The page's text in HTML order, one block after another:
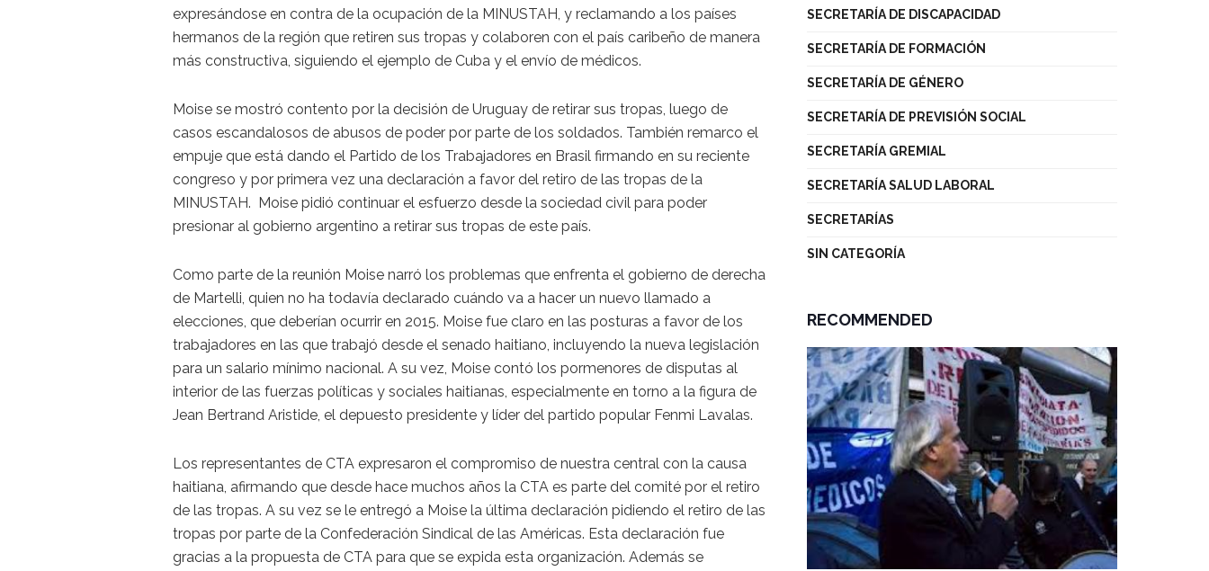
expresándose en contra de la ocupación de la MINUSTAH, y reclamando a los países
hermanos de la región que retiren sus tropas y colaboren con el país caribeño de manera
más constructiva, siguiendo el ejemplo de Cuba y el envío de médicos.
Moise se mostró contento por la decisión de Uruguay de retirar sus tropas, luego de
casos escandalosos de abusos de poder por parte de los soldados. También remarco el
empuje que está dando el Partido de los Trabajadores en Brasil firmando en su reciente
congreso y por primera vez una declaración a favor del retiro de las tropas de la
MINUSTAH. Moise pidió continuar el esfuerzo desde la sociedad civil para poder
presionar al gobierno argentino a retirar sus tropas de este país.
Como parte de la reunión Moise narró los problemas que enfrenta el gobierno de derecha
de Martelli, quien no ha todavía declarado cuándo va a hacer un nuevo llamado a
elecciones, que deberían ocurrir en 2015. Moise fue claro en las posturas a favor de los
trabajadores en las que trabajó desde el senado haitiano, incluyendo la nueva legislación
para un salario mínimo nacional. A su vez, Moise contó los pormenores de disputas al
interior de las fuerzas políticas y sociales haitianas, especialmente en torno a la figura de
Jean Bertrand Aristide, el depuesto presidente y líder del partido popular Fenmi Lavalas.
Los representantes de CTA expresaron el compromiso de nuestra central con la causa
haitiana, afirmando que desde hace muchos años la CTA es parte del comité por el retiro
de las tropas. A su vez se le entregó a Moise la última declaración pidiendo el retiro de las
tropas por parte de la Confederación Sindical de las Américas. Esta declaración fue
gracias a la propuesta de CTA para que se expida esta organización. Además se
SECRETARÍA DE DISCAPACIDAD
SECRETARÍA DE FORMACIÓN
SECRETARÍA DE GÉNERO
SECRETARÍA DE PREVISIÓN SOCIAL
SECRETARÍA GREMIAL
SECRETARÍA SALUD LABORAL
SECRETARÍAS
SIN CATEGORÍA
RECOMMENDED